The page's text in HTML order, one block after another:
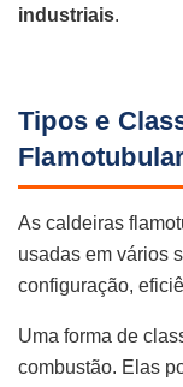
industriais.
Tipos e
As caldeiras
usadas em vários
configuração,
Uma forma de
combustão. Elas